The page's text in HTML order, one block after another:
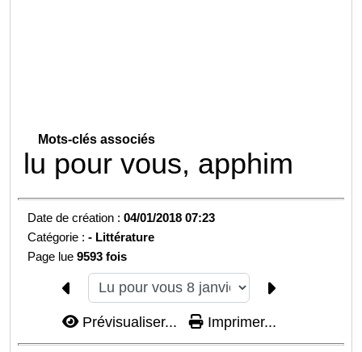
Mots-clés associés
lu pour vous, apphim
Date de création :04/01/2018 07:23
Catégorie :- Littérature
Page lue9593 fois
Prévisualiser... Imprimer...